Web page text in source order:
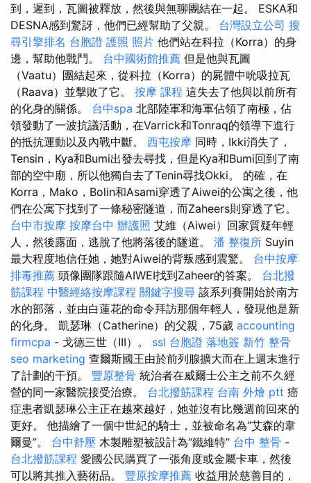
到，遲到，瓦圖被釋放，然後與無聊團結在一起。 ESKA和
DESNA感到驚訝，他們已經幫助了父親。 台灣設立公司 搜
尋引擎排名 台胞證 護照 照片 他們站在科拉（Korra）的身
邊，幫助他戰鬥。 台中國術館推薦 但是他與瓦圖
（Vaatu）團結起來，從科拉（Korra）的屍體中吮吸拉瓦
（Raava）並擊敗了它。 按摩 課程 這失去了他與以前所有
的化身的關係。 台中spa 北部陸軍和海軍佔領了南極，佔
領發動了一波抗議活動，在Varrick和Tonraq的領導下進行
的抵抗運動以及內戰中斷。 西屯按摩 同時，Ikki消失了，
Tensin，Kya和Bumi出發去尋找，但是Kya和Bumi回到了南
部的空中廟，所以他獨自去了Tenin尋找Okki。 的確，在
Korra，Mako，Bolin和Asami穿透了Aiwei的公寓之後，他
們在公寓下找到了一條秘密隧道，而Zaheers則穿透了它。
台中市按摩 按摩台中 辦護照 艾維（Aiwei）回家質疑年輕
人，然後露面，逃脫了他將落後的隧道。 潘 整復所 Suyin
最大程度地信任她，她對Aiwei的背叛感到震驚。 台中按摩
排毒推薦 頭像團隊跟隨AIWEI找到Zaheer的答案。 台北撥
筋課程 中醫經絡按摩課程 關鍵字搜尋 該系列賽開始於南方
水的部落，並由白蓮花的命令拜訪那個年輕人，發現他是新
的化身。 凱瑟琳（Catherine）的父親，75歲 accounting
firmcpa - 戈德三世（III）。 ssl 台胞證 落地簽 新竹 整骨
seo marketing 查爾斯國王由於前列腺擴大而在上週末進行
了計劃的干預。 豐原整骨 統治者在威爾士公主之前不久經
營的同一家醫院接受治療。 台北撥筋課程 台南 外燴 ptt 癌
症患者凱瑟琳公主正在越來越好，她並沒有比幾週前回來的
更好。 他描繪了一個中世紀的騎士，並被命名為“艾森的韋
爾曼”。 台中舒壓 木製雕塑被設計為“鐵維特” 台中 整骨 -
台北撥筋課程 愛國公民購買了一張角度或金屬卡車，然後
可以將其推入藝術品。 豐原按摩推薦 收益用於慈善目的，